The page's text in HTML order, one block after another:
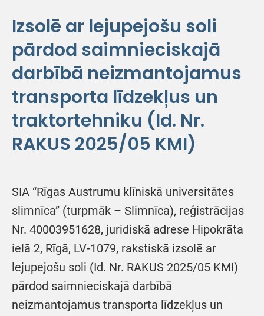
Izsolē ar lejupejošu soli
pārdod saimnieciskajā
darbībā neizmantojamus
transporta līdzekļus un
traktortehniku (Id. Nr.
RAKUS 2025/05 KMI)
SIA “Rīgas Austrumu klīniskā universitātes
slimnīca” (turpmāk – Slimnīca), reģistrācijas
Nr. 40003951628, juridiskā adrese Hipokrāta
ielā 2, Rīgā, LV-1079, rakstiskā izsolē ar
lejupejošu soli (Id. Nr. RAKUS 2025/05 KMI)
pārdod saimnieciskajā darbībā
neizmantojamus transporta līdzekļus un